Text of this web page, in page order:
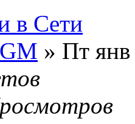
в Сети
» Пт